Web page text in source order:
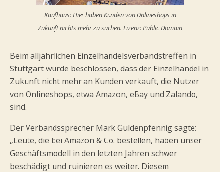
Kaufhaus: Hier haben Kunden von Onlineshops in
Zukunft nichts mehr zu suchen. Lizenz: Public Domain
Beim alljährlichen Einzelhandelsverbandstreffen in
Stuttgart wurde beschlossen, dass der Einzelhandel in
Zukunft nicht mehr an Kunden verkauft, die Nutzer
von Onlineshops, etwa Amazon, eBay und Zalando,
sind.
Der Verbandssprecher Mark Guldenpfennig sagte:
„Leute, die bei Amazon & Co. bestellen, haben unser
Geschäftsmodell in den letzten Jahren schwer
beschädigt und ruinieren es weiter. Diesem